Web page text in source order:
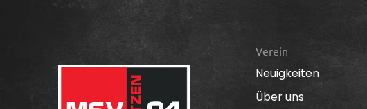
Verein
Neuigkeiten
Über uns